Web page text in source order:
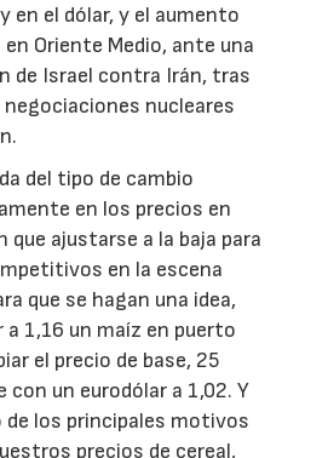
en el dólar, y el aumento
Oriente Medio, ante una
de Israel contra Irán, tras
nucleares
del tipo de cambio
en los precios en
que ajustarse a la baja para
en la escena
que se hagan una idea,
a 1,16 un maíz en puerto
el precio de base, 25
con un eurodólar a 1,02. Y
de los principales motivos
precios de cereal,